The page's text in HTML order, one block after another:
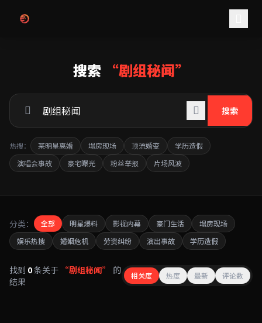
搜索 “剧组秘闻”
搜索
热搜： 某明星离婚 塌房现场 顶流婚变
学历造假
演唱会事故
豪宅曝光 粉丝举报 片场风波
分类： 全部 明星爆料 影视内幕 豪门生活
塌房现场
娱乐热搜
婚姻危机 劳资纠纷 演出事故 学历造假
找到 0条关于 “剧组秘闻”
的
结果
相关度 热度 最新 评论数